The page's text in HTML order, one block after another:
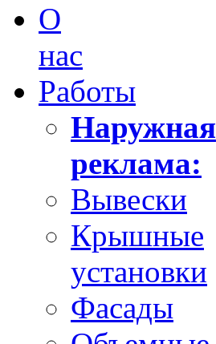
О
нас
Работы
Наружная
реклама:
Вывески
Крышные
установки
Фасады